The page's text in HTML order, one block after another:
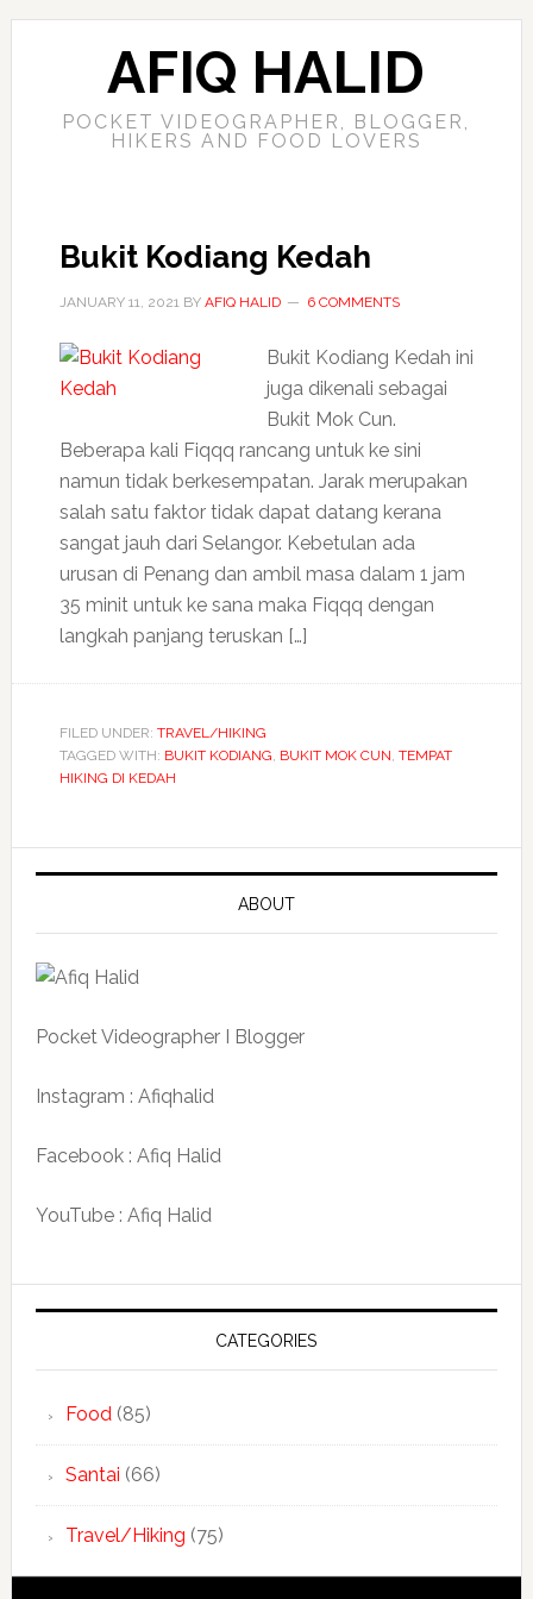
AFIQ HALID
POCKET VIDEOGRAPHER, BLOGGER,
HIKERS AND FOOD LOVERS
Bukit Kodiang Kedah
JANUARY 11, 2021BY AFIQ HALID 6 COMMENTS
Bukit Kodiang Kedah ini
juga dikenali sebagai
Bukit Mok Cun.
Beberapa kali Fiqqq rancang untuk ke sini
namun tidak berkesempatan. Jarak merupakan
salah satu faktor tidak dapat datang kerana
sangat jauh dari Selangor. Kebetulan ada
urusan di Penang dan ambil masa dalam 1 jam
35 minit untuk ke sana maka Fiqqq dengan
langkah panjang teruskan […]
FILED UNDER: TRAVEL/HIKING
TAGGED WITH: BUKIT KODIANG, BUKIT MOK CUN, TEMPAT
HIKING DI KEDAH
ABOUT
Pocket Videographer I Blogger
Instagram : Afiqhalid
Facebook : Afiq Halid
YouTube : Afiq Halid
CATEGORIES
Food(85)
Santai (66)
Travel/Hiking (75)